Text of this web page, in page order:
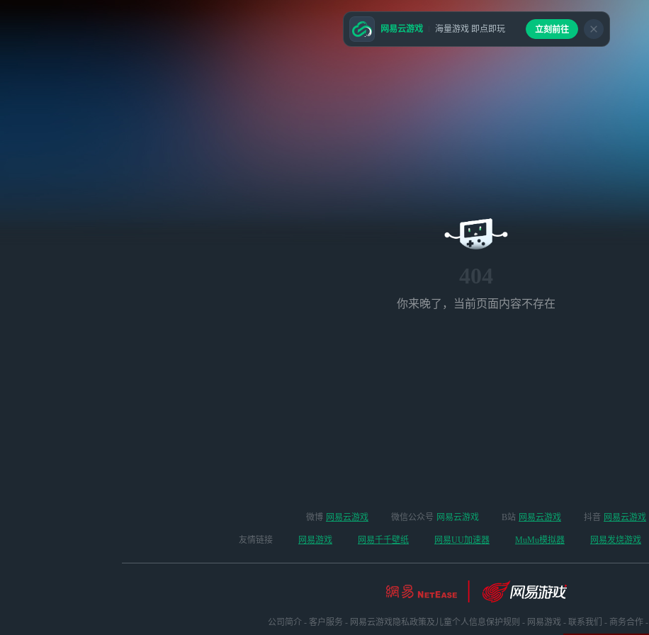
404
你来晚了，当前页面内容不存在
网易云游戏 海量游戏 即点即玩 立刻前往
微博 网易云游戏 微信公众号 网易云游戏 B站 网易云游戏 抖音 网易云游戏
友情链接 网易游戏 网易千千壁纸 网易UU加速器 MuMu模拟器 网易发烧游戏
公司简介 - 客户服务 - 网易云游戏隐私政策及儿童个人信息保护规则 - 网易游戏 - 联系我们 - 商务合作 -